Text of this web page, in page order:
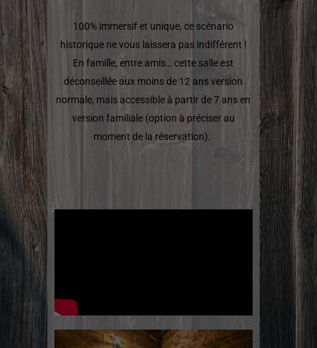
100% immersif et unique, ce scénario
historique ne vous laissera pas indifférent !
En famille, entre amis… cette salle est
déconseillée aux moins de 12 ans version
normale, mais accessible à partir de 7 ans en
version familiale (option à préciser au
moment de la réservation).